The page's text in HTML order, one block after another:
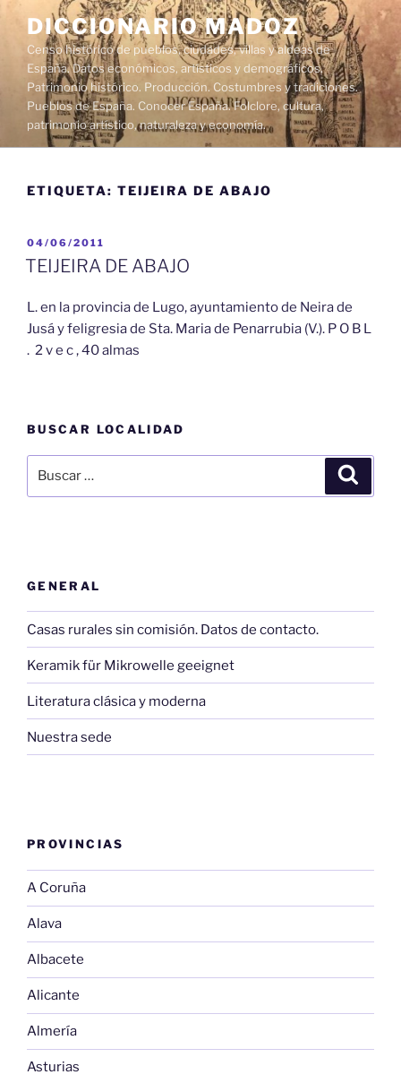
contenido
DICCIONARIO MADOZ
Censo histórico de pueblos, ciudades, villas y aldeas de
España. Datos económicos, artísticos y demográficos.
Patrimonio histórico. Producción. Costumbres y tradiciones.
Pueblos de España. Conocer España. Folclore, cultura,
patrimonio artístico, naturaleza y economía.
ETIQUETA: TEIJEIRA DE ABAJO
PUBLICADO
EL
04/06/2011
TEIJEIRA DE ABAJO
L. en la provincia de Lugo, ayuntamiento de Neira de
Jusá y feligresia de Sta. Maria de Penarrubia (V.). P O B L
. 2 v e c , 40 almas
BUSCAR LOCALIDAD
por:
GENERAL
Casas rurales sin comisión. Datos de contacto.
Keramik für Mikrowelle geeignet
Literatura clásica y moderna
Nuestra sede
PROVINCIAS
A Coruña
Alava
Albacete
Alicante
Almería
Asturias